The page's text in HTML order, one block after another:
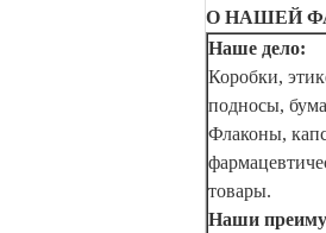
О НАШЕЙ
Наше дело:
Коробки,
подносы,
Флаконы,
товары.
Наши